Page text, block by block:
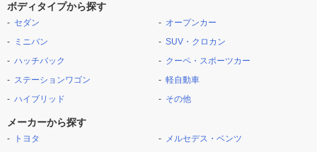
ボディタイプから探す
セダン
ミニバン
ハッチバック
ステーションワゴン
ハイブリッド
オープンカー
SUV・クロカン
クーペ・スポーツカー
軽自動車
その他
メーカーから探す
トヨタ
メルセデス・ベンツ